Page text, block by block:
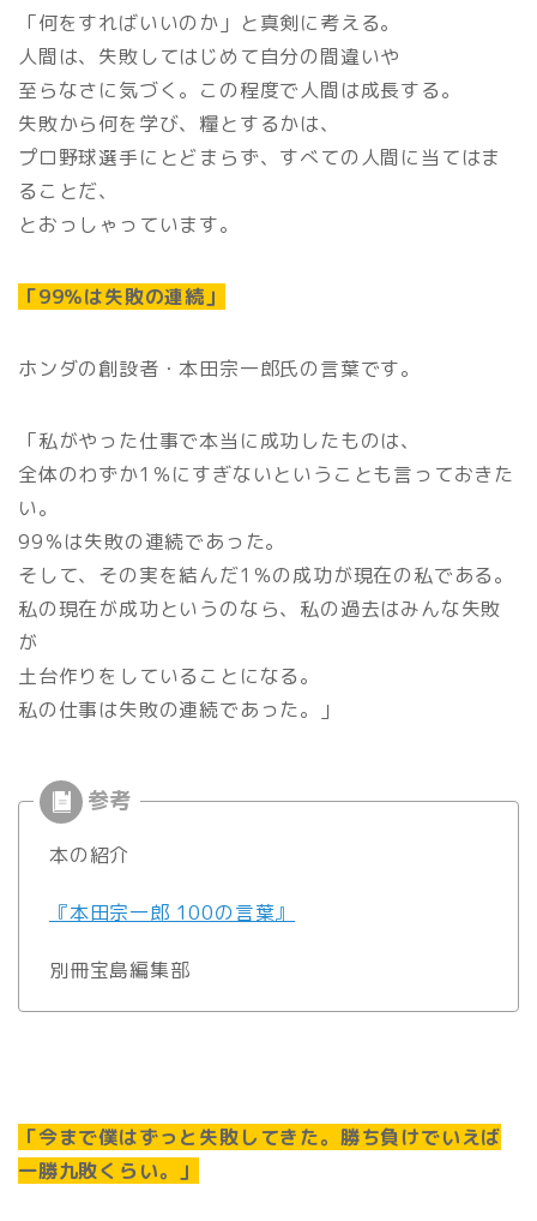
「何をすればいいのか」と真剣に考える。
人間は、失敗してはじめて自分の間違いや
至らなさに気づく。この程度で人間は成長する。
失敗から何を学び、糧とするかは、
プロ野球選手にとどまらず、すべての人間に当てはま
ることだ、
とおっしゃっています。
「99％は失敗の連続」
ホンダの創設者・本田宗一郎氏の言葉です。
「私がやった仕事で本当に成功したものは、
全体のわずか1％にすぎないということも言っておきた
い。
99％は失敗の連続であった。
そして、その実を結んだ1％の成功が現在の私である。
私の現在が成功というのなら、私の過去はみんな失敗
が
土台作りをしていることになる。
私の仕事は失敗の連続であった。」
本の紹介
『本田宗一郎 100の言葉』
別冊宝島編集部
「今まで僕はずっと失敗してきた。勝ち負けでいえば
一勝九敗くらい。」